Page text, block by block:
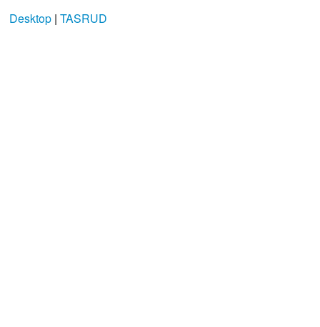
Desktop| TASRUD